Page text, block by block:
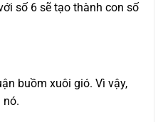
số 6 sẽ tạo thành con số
buồm xuôi gió. Vì vậy,
nó.